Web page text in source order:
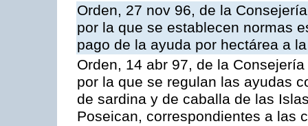
Orden, 27 nov 96, de la
por la que se establecen normas
pago de la ayuda por hectárea a
Orden, 14 abr 97, de la
por la que se regulan las ayudas
de sardina y de caballa de las
Poseican, correspondientes a las